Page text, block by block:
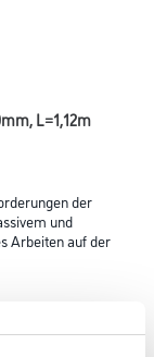
L=1,12m
der
und
Arbeiten auf der